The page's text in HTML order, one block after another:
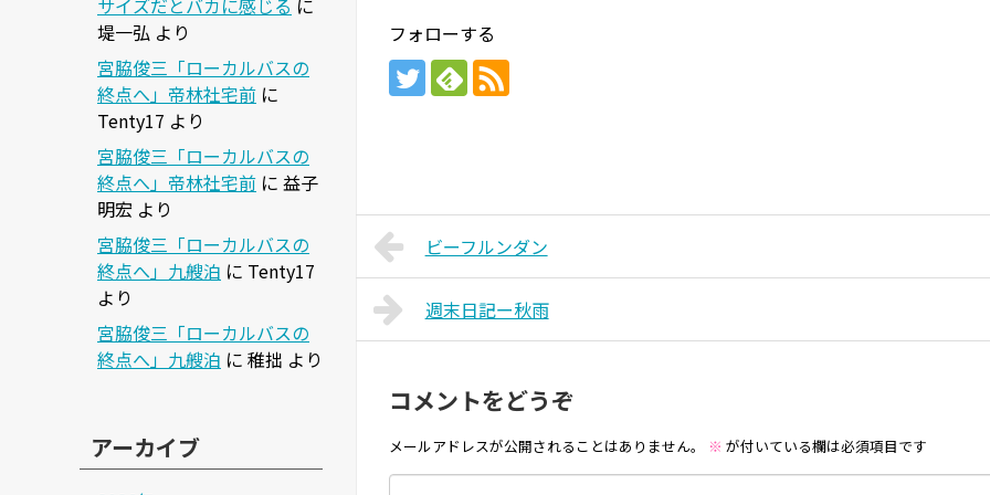
フォローする
ビーフルンダン
週末日記ー秋雨
コメントをどうぞ
メールアドレスが公開されることはありません。 ※ が付いている欄は必須項目です
サイズだとバカに感じる に
堤一弘 より
宮脇俊三「ローカルバスの
終点へ」帝林社宅前 に
Tenty17 より
宮脇俊三「ローカルバスの
終点へ」帝林社宅前 に 益子
明宏 より
宮脇俊三「ローカルバスの
終点へ」九艘泊 に Tenty17
より
宮脇俊三「ローカルバスの
終点へ」九艘泊 に 稚拙 より
アーカイブ